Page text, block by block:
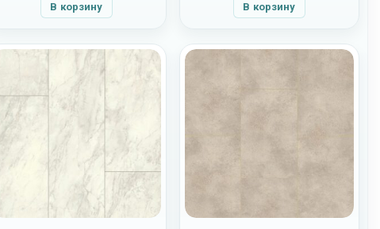
В корзину В корзину